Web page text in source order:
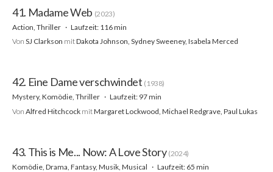
41. Madame Web (2023)
Action, Thriller
Laufzeit: 116 min
Von SJ Clarkson mitDakota Johnson, Sydney Sweeney, Isabela Merced
42. Eine Dame verschwindet (1938)
Mystery, Komödie, Thriller
Laufzeit: 97 min
Von Alfred Hitchcock mitMargaret Lockwood, Michael Redgrave, Paul Lukas
43. This is Me... Now: A Love Story (2024)
Komödie, Drama, Fantasy, Musik, Musical
Laufzeit: 65 min